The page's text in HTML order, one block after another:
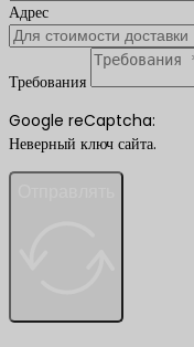
Адрес
Требования
Google reCaptcha:
Неверный ключ сайта.